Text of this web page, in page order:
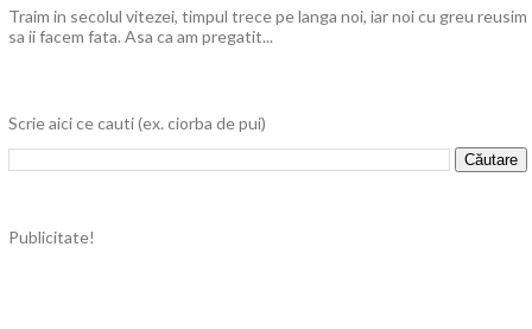
Traim in secolul vitezei, timpul trece pe langa noi, iar noi cu greu reusim
sa ii facem fata. Asa ca am pregatit...
Scrie aici ce cauti (ex. ciorba de pui)
Publicitate!